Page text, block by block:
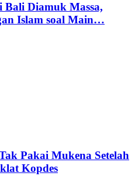
Diamuk Massa,
Islam soal Main…
Pakai Mukena Setelah
Kopdes